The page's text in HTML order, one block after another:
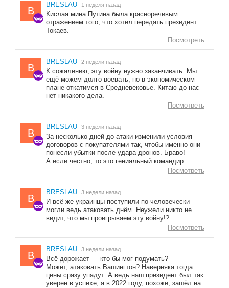
B
BRESLAU 1 неделя назад
Кислая мина Путина была красноречивым
отражением того, что хотел передать президент
Токаев.
Посмотреть
B
BRESLAU 2 недели назад
К сожалению, эту войну нужно заканчивать. Мы
ещё можем долго воевать, но в экономическом
плане откатимся в Средневековье. Китаю до нас
нет никакого дела.
Посмотреть
B
BRESLAU 3 недели назад
За несколько дней до атаки изменили условия
договоров с покупателями так, чтобы именно они
понесли убытки после удара дронов. Браво!
А если честно, то это гениальный командир.
Посмотреть
B
BRESLAU 3 недели назад
И всё же украинцы поступили по-человечески —
могли ведь атаковать днём. Неужели никто не
видит, что мы проигрываем эту войну!?
Посмотреть
B
BRESLAU 3 недели назад
Всё дорожает — кто бы мог подумать?
Может, атаковать Вашингтон? Наверняка тогда
цены сразу упадут. А ведь наш президент был так
уверен в успехе, а в 2022 году, похоже, зашёл на